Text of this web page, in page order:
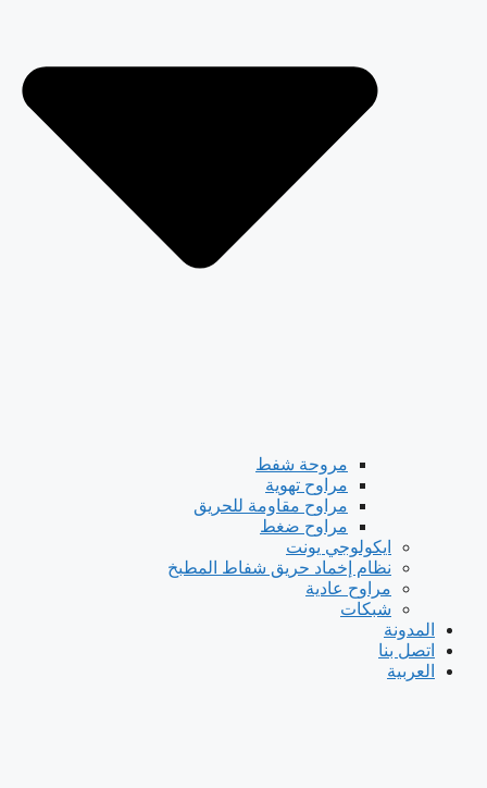
مروحة شفط
مراوح تهوية
مراوح مقاومة للحريق
مراوح ضغط
ايكولوجي يونت
نظام إخماد حريق شفاط المطبخ
مراوح عادية
شبكات
المدونة
اتصل بنا
العربية